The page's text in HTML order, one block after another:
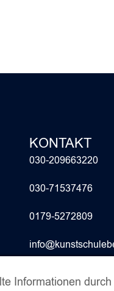
KONTAKT
030-209663220
030-71537476
0179-5272809
Informationen durch